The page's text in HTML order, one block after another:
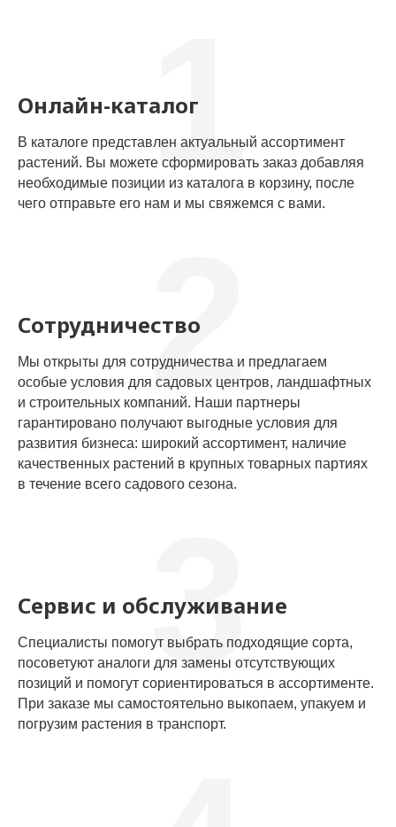
Онлайн-каталог
В каталоге представлен актуальный ассортимент
растений. Вы можете сформировать заказ добавляя
необходимые позиции из каталога в корзину, после
чего отправьте его нам и мы свяжемся с вами.
1
Сотрудничество
Мы открыты для сотрудничества и предлагаем
особые условия для садовых центров, ландшафтных
и строительных компаний. Наши партнеры
гарантировано получают выгодные условия для
развития бизнеса: широкий ассортимент, наличие
качественных растений в крупных товарных партиях
в течение всего садового сезона.
2
Сервис и обслуживание
Специалисты помогут выбрать подходящие сорта,
посоветуют аналоги для замены отсутствующих
позиций и помогут сориентироваться в ассортименте.
При заказе мы самостоятельно выкопаем, упакуем и
погрузим растения в транспорт.
3